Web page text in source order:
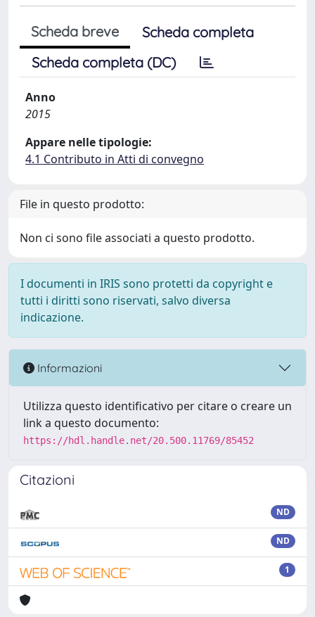
Scheda breve
Scheda completa
Scheda completa (DC)
Anno
2015
Appare nelle tipologie:
4.1 Contributo in Atti di convegno
File in questo prodotto:
Non ci sono file associati a questo prodotto.
I documenti in IRIS sono protetti da copyright e
tutti i diritti sono riservati, salvo diversa
indicazione.
Informazioni
Utilizza questo identificativo per citare o creare un
link a questo documento:
https://hdl.handle.net/20.500.11769/85452
Citazioni
ND
ND
1